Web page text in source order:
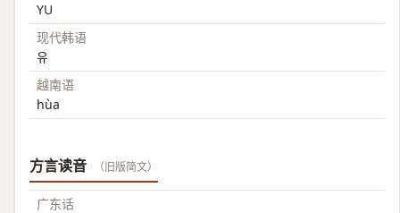
YU
现代韩语
유
越南语
hùa
方言读音 （旧版简文）
广东话